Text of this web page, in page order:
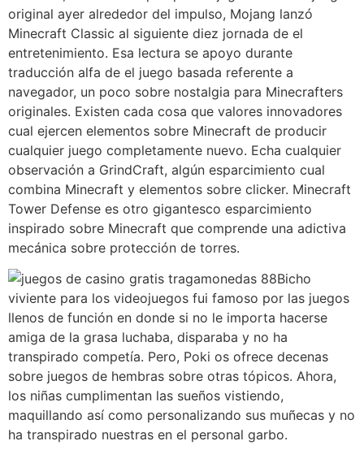
original ayer alrededor del impulso, Mojang lanzó
Minecraft Classic al siguiente diez jornada de el
entretenimiento. Esa lectura se apoyo durante
traducción alfa de el juego basada referente a
navegador, un poco sobre nostalgia para Minecrafters
originales. Existen cada cosa que valores innovadores
cual ejercen elementos sobre Minecraft de producir
cualquier juego completamente nuevo. Echa cualquier
observación a GrindCraft, algún esparcimiento cual
combina Minecraft y elementos sobre clicker. Minecraft
Tower Defense es otro gigantesco esparcimiento
inspirado sobre Minecraft que comprende una adictiva
mecánica sobre protección de torres.
Bicho
viviente para los videojuegos fui famoso por las juegos
llenos de función en donde si no le importa hacerse
amiga de la grasa luchaba, disparaba y no ha
transpirado competía. Pero, Poki os ofrece decenas
sobre juegos de hembras sobre otras tópicos. Ahora,
los niñas cumplimentan las sueños vistiendo,
maquillando así­ como personalizando sus muñecas y no
ha transpirado nuestras en el personal garbo.